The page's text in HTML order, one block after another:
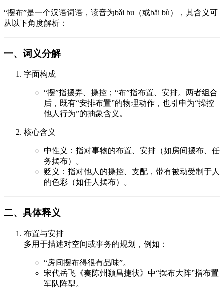
“摆布”是一个汉语词语，读音为bǎi bu（或bǎi bù），其含义可
从以下角度解析：
一、词义分解
字面构成
“摆”指摆弄、操控；“布”指布置、安排。两者组合
后，既有“安排布置”的物理动作，也引申为“操控
他人行为”的抽象含义。
核心含义
中性义：指对事物的布置、安排（如房间摆布、任
务摆布）。
贬义：指对他人的操控、支配，带有被动受制于人
的色彩（如任人摆布）。
二、具体释义
布置与安排
多用于描述对空间或事务的规划，例如：
“房间摆布得很有品味”。
宋代岳飞《奏陈州颍昌捷状》中“摆布大阵”指布置
军队阵型。